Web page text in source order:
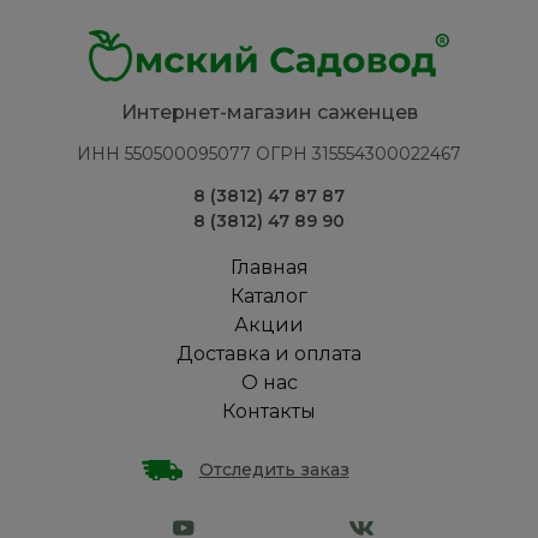
Интернет-магазин саженцев
ИНН 550500095077 ОГРН 315554300022467
8 (3812) 47 87 87
8 (3812) 47 89 90
Главная
Каталог
Акции
Доставка и оплата
О нас
Контакты
Отследить заказ